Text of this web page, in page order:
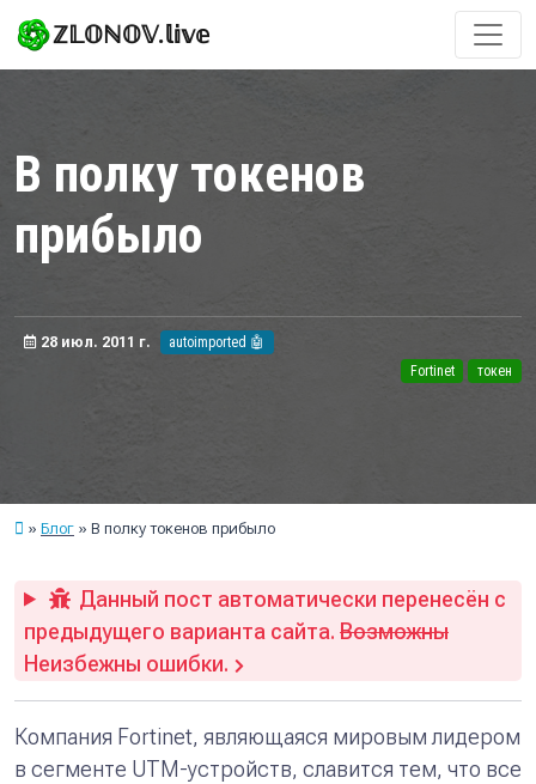
ℤ𝕃𝕆ℕ𝕆𝕍.𝕝𝕚𝕧𝕖
В полку токенов
прибыло
28 июл. 2011 г.
autoimported 🤖
Fortinet
токен
Блог В полку токенов прибыло
Данный пост автоматически перенесён с
предыдущего варианта сайта. Возможны
Неизбежны ошибки.
Компания Fortinet, являющаяся мировым лидером
в сегменте UTM-устройств, славится тем, что все